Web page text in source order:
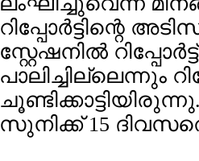
റിപ്പോര്‍ട്ടിന്റെ
സ്റ്റേഷനില്‍
പാലിച്ചില്ലെന്നും
സുനിക്ക് 15